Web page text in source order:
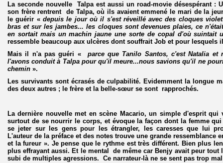
La seconde nouvelle Talpa est aussi un road-movie désespérant :
son frère rentrent de Talpa, où ils avaient emmené le mari de la
le guérir « depuis le jour où il s'est réveillé avec des cloques
bras et sur les jambes... les cloques sont devenues plaies, ce
en sortait mais un machin jaune une sorte de copal d'où suintait
ressemble beaucoup aux ulcères dont souffrait Job et pour lesquels
Mais il n'a pas guéri « parce que Tanilo Santos, c'est Natalia
l'avons conduit à Talpa pour qu'il meure...nous savions qu'il ne
chemin ».
Les survivants sont écrasés de culpabilité. Evidemment la longue
des deux autres ; le frère et la belle-sœur se sont rapprochés.
La dernière nouvelle met en scène Macario, un simple d'esprit qui
surtout de se nourrir le corps, et évoque la façon dont la femme
se jeter sur les gens pour les étrangler, les caresses que lui
L'auteur de la préface et des notes trouve une grande ressemblance
et la fureur ». Je pense que le rythme est très différent. Bien plus
plus effrayant aussi. Et le mental de même car Benjy avait peur tout
subi de multiples agressions. Ce narrateur-là ne se sent pas trop